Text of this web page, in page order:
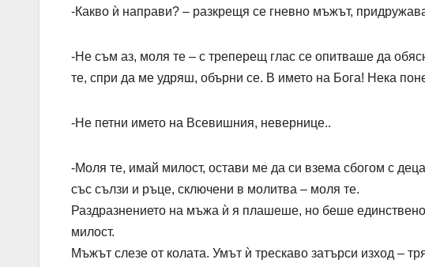
-Какво ѝ направи? – разкрещя се гневно мъжът,
-Не съм аз, моля те – с треперещ глас се опитваше да
те, спри да ме удряш, обърни се. В името на Бога! Нека
-Не петни името на Всевишния, невернице..
-Моля те, имай милост, остави ме да си взема сбогом с
със сълзи и ръце, сключени в молитва – моля те.
Раздразнението на мъжа ѝ я плашеше, но беше
милост.
Мъжът слезе от колата. Умът ѝ трескаво затърси изход –